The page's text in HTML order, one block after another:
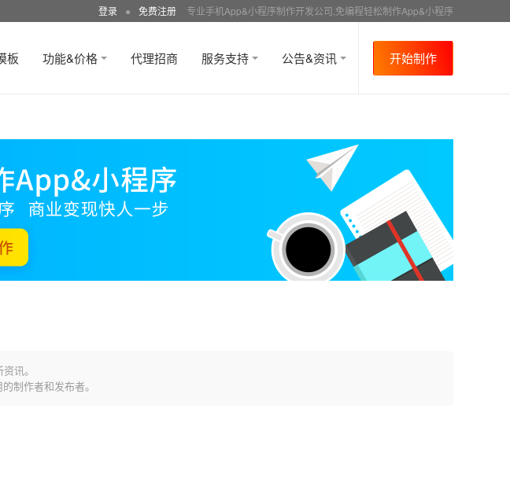
登录 ● 免费注册 专业手机App&小程序制作开发公司,免编程轻松制作App&小程序
板 功能&价格 代理招商 服务支持 公告&资讯 开始制作
讯。
制作者和发布者。